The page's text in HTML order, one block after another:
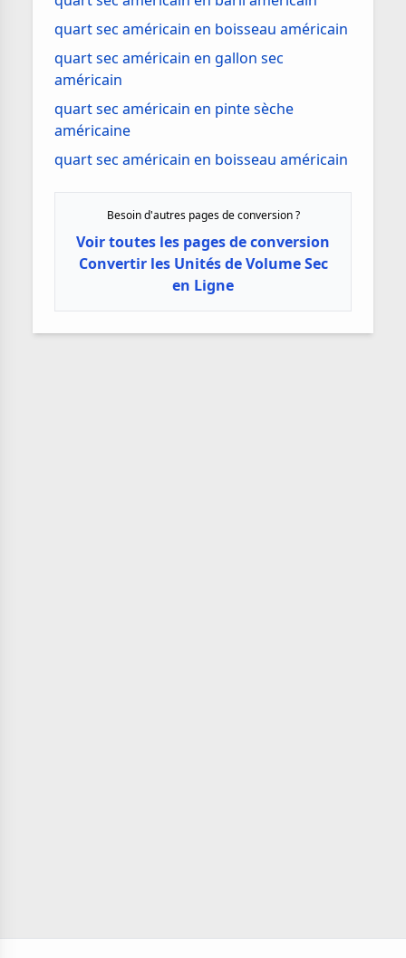
quart sec américain en boisseau américain
quart sec américain en gallon sec
américain
quart sec américain en pinte sèche
américaine
quart sec américain en boisseau américain
Besoin d'autres pages de conversion ?
Voir toutes les pages de conversion
Convertir les Unités de Volume Sec
en Ligne